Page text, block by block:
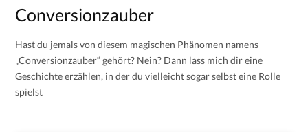
Conversionzauber
Hast du jemals von diesem magischen Phänomen namens
„Conversionzauber“ gehört? Nein? Dann lass mich dir eine
Geschichte erzählen, in der du vielleicht sogar selbst eine Rolle
spielst